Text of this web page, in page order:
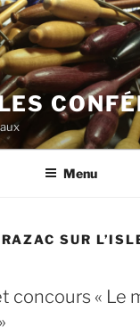
Menu
RAZAC SUR
concours « Le